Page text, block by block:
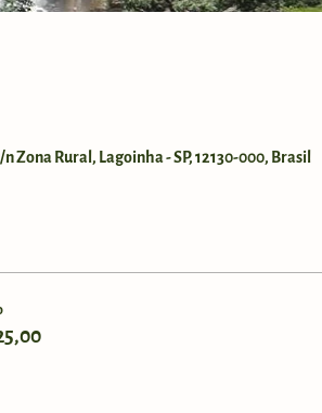
Rural, Lagoinha - SP, 12130-000, Brasil